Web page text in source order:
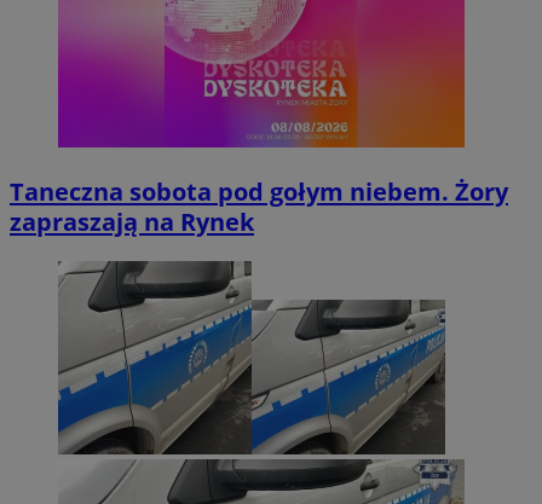
Taneczna sobota pod gołym niebem. Żory
zapraszają na Rynek